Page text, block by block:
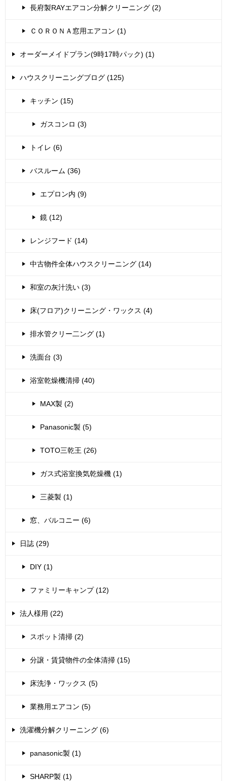
長府製RAYエアコン分解クリーニング (2)
ＣＯＲＯＮＡ窓用エアコン (1)
オーダーメイドプラン(9時17時パック) (1)
ハウスクリーニングブログ (125)
キッチン (15)
ガスコンロ (3)
トイレ (6)
バスルーム (36)
エプロン内 (9)
鏡 (12)
レンジフード (14)
中古物件全体ハウスクリーニング (14)
和室の灰汁洗い (3)
床(フロア)クリーニング・ワックス (4)
排水管クリー二ング (1)
洗面台 (3)
浴室乾燥機清掃 (40)
MAX製 (2)
Panasonic製 (5)
TOTO三乾王 (26)
ガス式浴室換気乾燥機 (1)
三菱製 (1)
窓、バルコニー (6)
日誌 (29)
DIY (1)
ファミリーキャンプ (12)
法人様用 (22)
スポット清掃 (2)
分譲・賃貸物件の全体清掃 (15)
床洗浄・ワックス (5)
業務用エアコン (5)
洗濯機分解クリーニング (6)
panasonic製 (1)
SHARP製 (1)